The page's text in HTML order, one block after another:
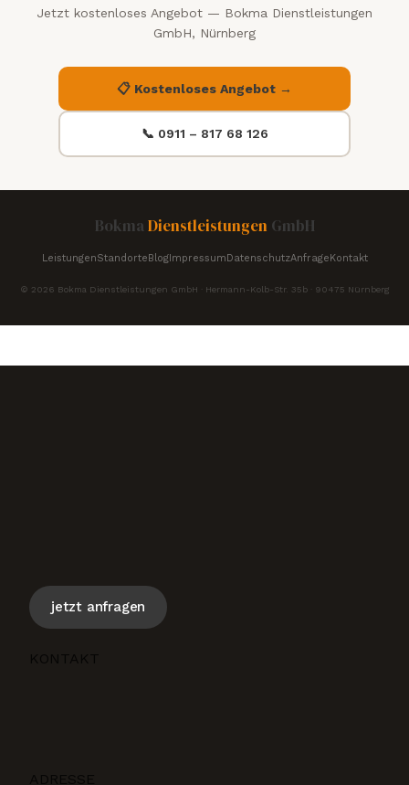
Jetzt kostenloses Angebot — Bokma Dienstleistungen
GmbH, Nürnberg
📋 Kostenloses Angebot →
📞 0911 – 817 68 126
Bokma Dienstleistungen GmbH
LeistungenStandorteBlogImpressumDatenschutzAnfrageKontakt
© 2026 Bokma Dienstleistungen GmbH · Hermann-Kolb-Str. 35b · 90475 Nürnberg
jetzt anfragen